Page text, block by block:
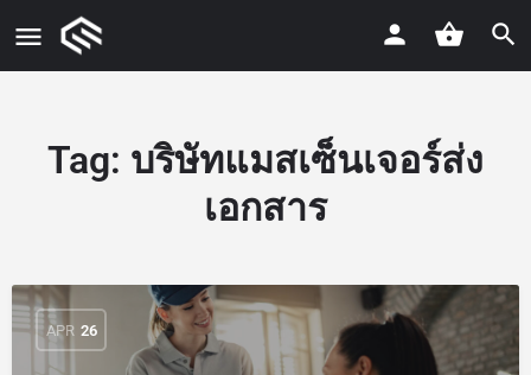
Tag: บริษัทแมสเซ็นเจอร์ส่ง
เอกสาร
APR 26